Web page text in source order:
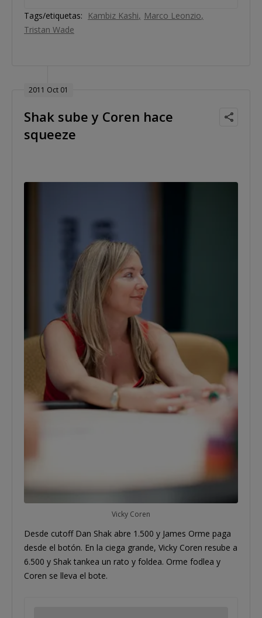
Tags/etiquetas: Kambiz Kashi
Marco Leonzio
Tristan Wade
2011 Oct 01
Shak sube y Coren hace
squeeze
Vicky Coren
Desde cutoff Dan Shak abre 1.500 y James Orme paga
desde el botón. En la ciega grande, Vicky Coren resube a
6.500 y Shak tankea un rato y foldea. Orme fodlea y
Coren se lleva el bote.